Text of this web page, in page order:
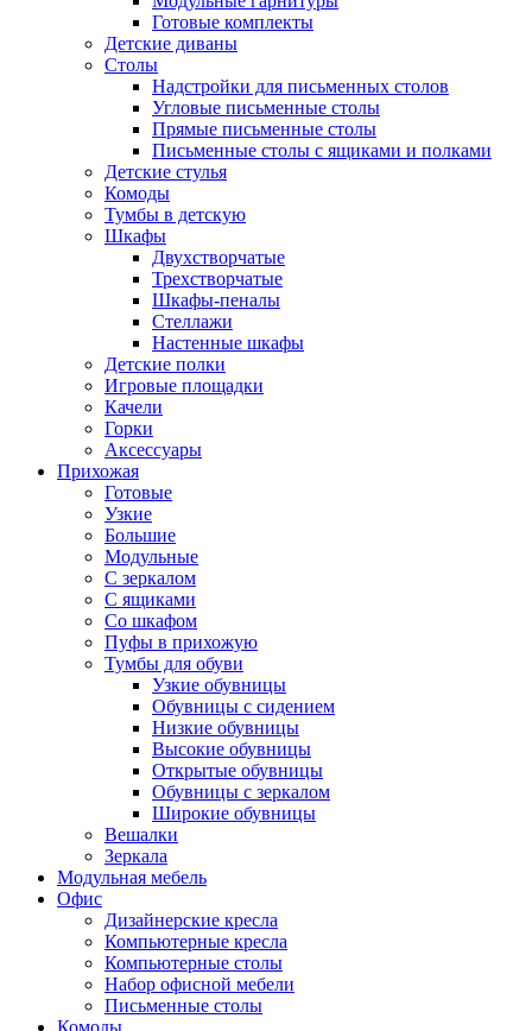
Готовые комплекты
Детские диваны
Столы
Надстройки для письменных столов
Угловые письменные столы
Прямые письменные столы
Письменные столы с ящиками и полками
Детские стулья
Комоды
Тумбы в детскую
Шкафы
Двухстворчатые
Трехстворчатые
Шкафы-пеналы
Стеллажи
Настенные шкафы
Детские полки
Игровые площадки
Качели
Горки
Аксессуары
Прихожая
Готовые
Узкие
Большие
Модульные
С зеркалом
С ящиками
Со шкафом
Пуфы в прихожую
Тумбы для обуви
Узкие обувницы
Обувницы с сидением
Низкие обувницы
Высокие обувницы
Открытые обувницы
Обувницы с зеркалом
Широкие обувницы
Вешалки
Зеркала
Модульная мебель
Офис
Дизайнерские кресла
Компьютерные кресла
Компьютерные столы
Набор офисной мебели
Письменные столы
Комоды